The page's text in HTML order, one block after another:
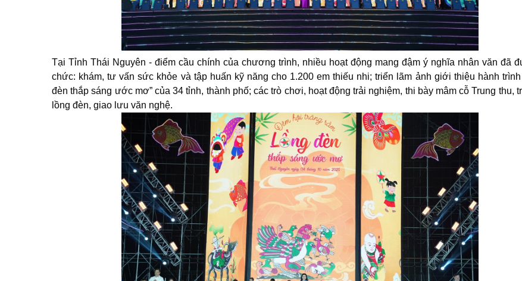
Tại Tỉnh Thái Nguyên - điểm cầu chính của chương trình, nhiều hoạt động mang đậm ý nghĩa nhân văn đã
chức: khám, tư vấn sức khỏe và tập huấn kỹ năng cho 1.200 em thiếu nhi; triển lãm ảnh giới thiệu hành trình
đèn thắp sáng ước mơ” của 34 tỉnh, thành phố; các trò chơi, hoạt động trải nghiệm, thi bày mâm cỗ Trung thu,
lồng đèn, giao lưu văn nghệ.